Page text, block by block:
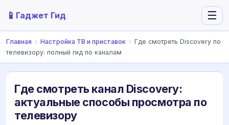
📱 Гаджет Гид ☰
Главная › Настройка ТВ и приставок › Где смотреть Discovery по
телевизору: полный гид по каналам
Где смотреть канал Discovery:
актуальные способы просмотра по
телевизору